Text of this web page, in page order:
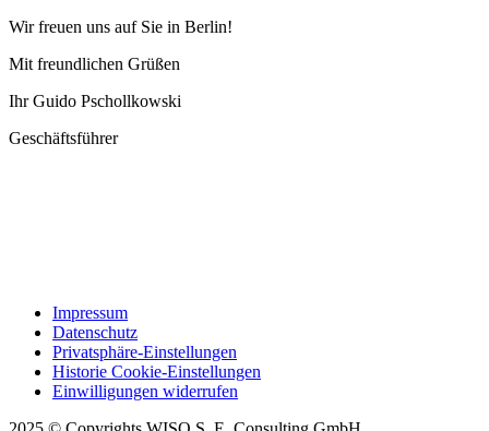
Wir freuen uns auf Sie in Berlin!
Mit freundlichen Grüßen
Ihr Guido Pschollkowski
Geschäftsführer
Impressum
Datenschutz
Privatsphäre-Einstellungen
Historie Cookie-Einstellungen
Einwilligungen widerrufen